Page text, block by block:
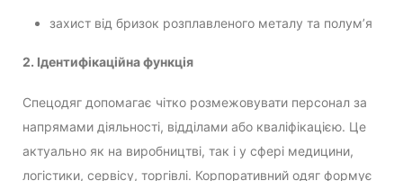
захист від бризок розплавленого металу та полум’я
2. Ідентифікаційна функція
Спецодяг допомагає чітко розмежовувати персонал за
напрямами діяльності, відділами або кваліфікацією. Це
актуально як на виробництві, так і у сфері медицини,
логістики, сервісу, торгівлі. Корпоративний одяг формує